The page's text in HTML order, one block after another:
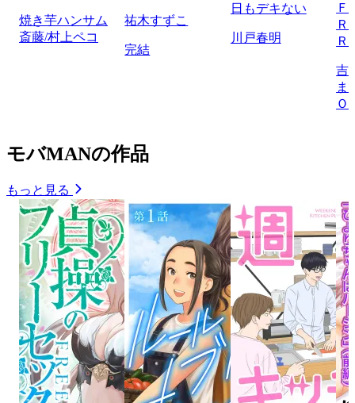
焼き芋ハンサム
斎藤/村上ペコ
祐木すずこ
完結
日もデキない
川戸春明
Ｆ
Ｒ
吉
ま
Ｏ
モバMANの作品
もっと見る